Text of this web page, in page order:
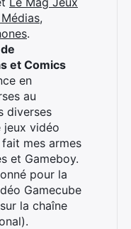
.
et Comics
en
au
diverses
jeux vidéo
mes armes
et Gameboy.
pour la
Gamecube
la chaîne